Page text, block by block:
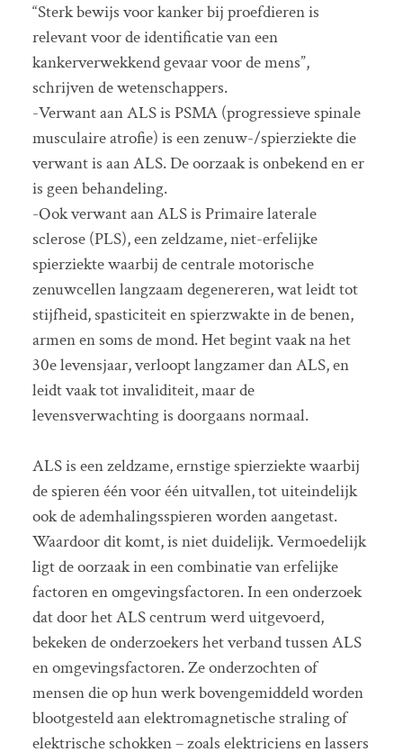
“Sterk bewijs voor kanker bij proefdieren is
relevant voor de identificatie van een
kankerverwekkend gevaar voor de mens”,
schrijven de wetenschappers.
-Verwant aan ALS is PSMA (progressieve spinale
musculaire atrofie) is een zenuw-/spierziekte die
verwant is aan ALS. De oorzaak is onbekend en er
is geen behandeling.
-Ook verwant aan ALS is Primaire laterale
sclerose (PLS), een zeldzame, niet-erfelijke
spierziekte waarbij de centrale motorische
zenuwcellen langzaam degenereren, wat leidt tot
stijfheid, spasticiteit en spierzwakte in de benen,
armen en soms de mond. Het begint vaak na het
30e levensjaar, verloopt langzamer dan ALS, en
leidt vaak tot invaliditeit, maar de
levensverwachting is doorgaans normaal.
ALS is een zeldzame, ernstige spierziekte waarbij
de spieren één voor één uitvallen, tot uiteindelijk
ook de ademhalingsspieren worden aangetast.
Waardoor dit komt, is niet duidelijk. Vermoedelijk
ligt de oorzaak in een combinatie van erfelijke
factoren en omgevingsfactoren. In een onderzoek
dat door het ALS centrum werd uitgevoerd,
bekeken de onderzoekers het verband tussen ALS
en omgevingsfactoren. Ze onderzochten of
mensen die op hun werk bovengemiddeld worden
blootgesteld aan elektromagnetische straling of
elektrische schokken – zoals elektriciens en lassers